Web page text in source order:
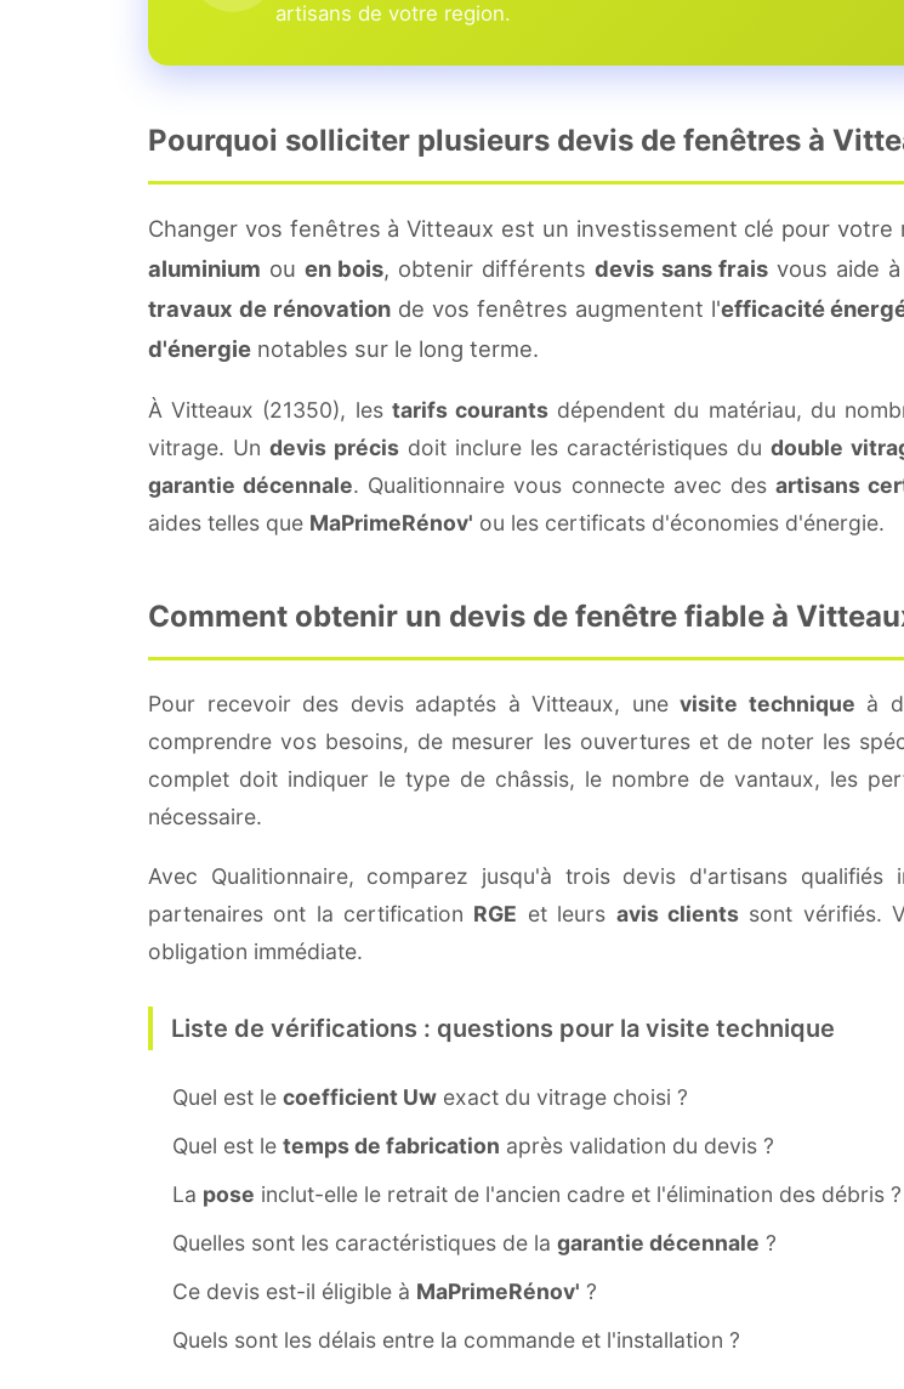
artisans de votre region.
Pourquoi solliciter plusieurs devis de fenêtres à
Changer vos fenêtres à Vitteaux est un investissement clé pour votre
aluminium ou en bois, obtenir différents devis sans frais vous aide
travaux de rénovationde vos fenêtres augmentent l'efficacité
d'énergie notables sur le long terme.
À Vitteaux (21350), les tarifs courants dépendent du matériau, du
vitrage. Un devis précis doit inclure les caractéristiques du double
garantie décennale. Qualitionnaire vous connecte avec des artisans
aides telles que MaPrimeRénov' ou les certificats d'économies d'énergie.
Comment obtenir un devis de fenêtre fiable à
Pour recevoir des devis adaptés à Vitteaux, unevisite technique à
comprendre vos besoins, de mesurer les ouvertures et de noter les
complet doit indiquer le type de châssis, le nombre de vantaux, les
nécessaire.
Avec Qualitionnaire, comparez jusqu'à trois devis d'artisans
partenaires ont la certification RGE et leurs avis clientssont vérifiés.
obligation immédiate.
Liste de vérifications : questions pour la visite technique
Quel est le coefficient Uw exact du vitrage choisi ?
Quel est le temps de fabrication après validation du devis ?
La pose inclut-elle le retrait de l'ancien cadre et l'élimination des débris ?
Quelles sont les caractéristiques de la garantie décennale ?
Ce devis est-il éligible à MaPrimeRénov' ?
Quels sont les délais entre la commande et l'installation ?